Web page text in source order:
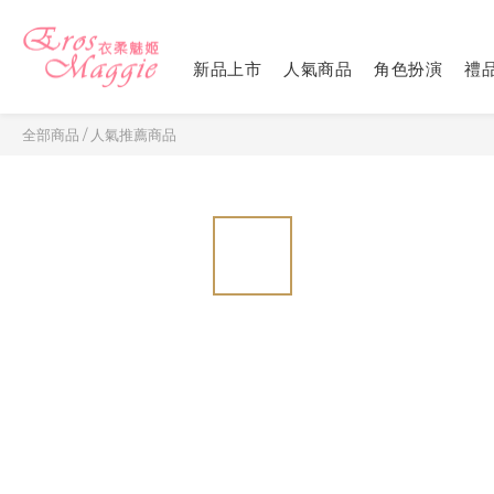
新品上市 人氣商品 角色扮演 禮
全部商品 / 人氣推薦商品